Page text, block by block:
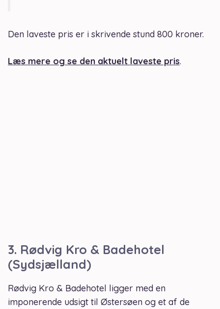
Den laveste pris er i skrivende stund 800 kroner.
Læs mere og se den aktuelt laveste pris.
3. Rødvig Kro & Badehotel
(Sydsjælland)
Rødvig Kro & Badehotel ligger med en
imponerende udsigt til Østersøen og et af de